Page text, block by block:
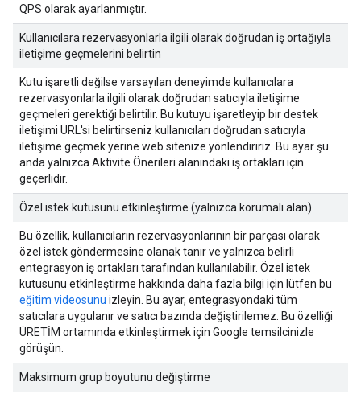
QPS olarak ayarlanmıştır.
Kullanıcılara rezervasyonlarla ilgili olarak doğrudan iş ortağıyla
iletişime geçmelerini belirtin
Kutu işaretli değilse varsayılan deneyimde kullanıcılara
rezervasyonlarla ilgili olarak doğrudan satıcıyla iletişime
geçmeleri gerektiği belirtilir. Bu kutuyu işaretleyip bir destek
iletişimi URL'si belirtirseniz kullanıcıları doğrudan satıcıyla
iletişime geçmek yerine web sitenize yönlendiririz. Bu ayar şu
anda yalnızca Aktivite Önerileri alanındaki iş ortakları için
geçerlidir.
Özel istek kutusunu etkinleştirme (yalnızca korumalı alan)
Bu özellik, kullanıcıların rezervasyonlarının bir parçası olarak
özel istek göndermesine olanak tanır ve yalnızca belirli
entegrasyon iş ortakları tarafından kullanılabilir. Özel istek
kutusunu etkinleştirme hakkında daha fazla bilgi için lütfen bu
eğitim videosunu izleyin. Bu ayar, entegrasyondaki tüm
satıcılara uygulanır ve satıcı bazında değiştirilemez. Bu özelliği
ÜRETİM ortamında etkinleştirmek için Google temsilcinizle
görüşün.
Maksimum grup boyutunu değiştirme